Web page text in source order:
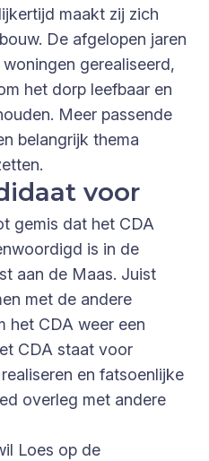
maakt zij zich
De afgelopen jaren
gerealiseerd,
het dorp leefbaar en
Meer passende
belangrijk thema
voor
gemis dat het CDA
is in de
aan de Maas. Juist
met de andere
het CDA weer een
CDA staat voor
en fatsoenlijke
overleg met andere
Loes op de